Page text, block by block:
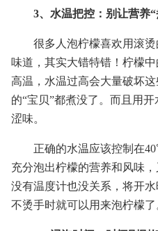
3、水温把控：别让营养
很多人泡柠檬喜欢用滚
味道，其实大错特错！柠檬
高温，水温过高会大量破坏
的“宝贝”都煮没了。而且用
涩味。
正确的水温应该控制在
充分泡出柠檬的营养和风味
没有温度计也没关系，将开水
不烫手时就可以用来泡柠檬了